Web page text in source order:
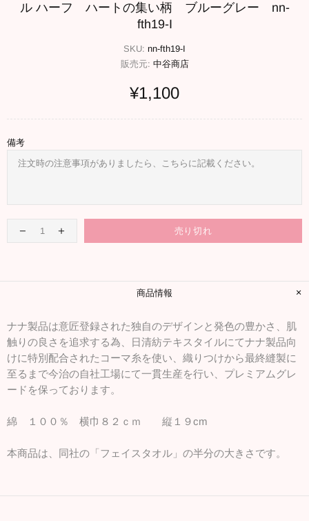
ル ハーフ ハートの集い柄 ブルーグレー nn-
fth19-I
SKU: nn-fth19-I
販売元: 中谷商店
¥1,100
備考
売り切れ
商品情報
ナナ製品は意匠登録された独自のデザインと発色の豊かさ、肌
触りの良さを追求する為、日清紡テキスタイルにてナナ製品向
けに特別配合されたコーマ糸を使い、織りつけから最終縫製に
至るまで今治の自社工場にて一貫生産を行い、プレミアムグレ
ードを保っております。
綿 １００％ 横巾８２ｃｍ 縦１９cm
本商品は、同社の「フェイスタオル」の半分の大きさです。